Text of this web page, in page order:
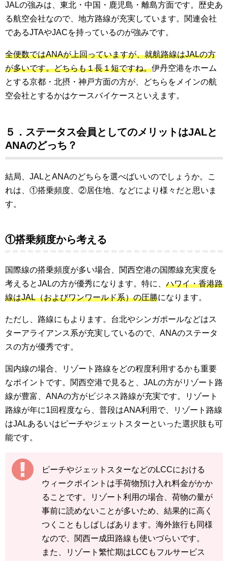
JALの強みは、東北・中国・鹿児島・離島方面です。歴史あ
る航空会社なので、地方路線が充実しています。関連会社
であるJTAやJACを持っているのが強みです。
全便数ではANAが上回っていますが、就航路線はJALの方
が多いです。どちらも１長１短ですね。伊丹空港をホーム
とする京都・北摂・神戸方面の方が、どちらをメインの航
空会社とするかはケースバイケースといえます。
５．ステータス会員としてのメリットはJALと
ANAのどっち？
結局、JALとANAのどちらを選べばいいのでしょうか。こ
れは、①搭乗頻度、②居住地、などにより様々だと思いま
す。
①搭乗頻度から考える
国際線の搭乗頻度が多い場合、関西空港の国際線充実度を
考えるとJALの方が優秀になります。特に、 ハワイ・香港路
線はJAL（およびワンワールド系）の圧勝になります。
ただし、路線にもよります。台北やシンガポールなどはス
ターアライアンス系が充実しているので、ANAのステータ
スの方が優秀です。
国内線の場合、リゾート路線をどの程度利用するかも重要
なポイントです。関西空港で見ると、JALの方がリゾート路
線が豊富、ANAの方がビジネス路線が充実です。リゾート
路線が年に1回程度なら、普段はANA利用で、リゾート路線
はJALあるいはピーチやジェットスターといった選択肢も可
能です。
ピーチやジェットスターなどのLCCにおける
ウィークポイントは手荷物預け入れ料金がかか
ることです。リゾート利用の場合、荷物の量が
事前に読めないことが多いため、結果的に高く
つくこともしばしばあります。海外旅行も同様
なので、関西ー成田路線も使いづらいです。
また、リゾート繁忙期はLCCもフルサービス